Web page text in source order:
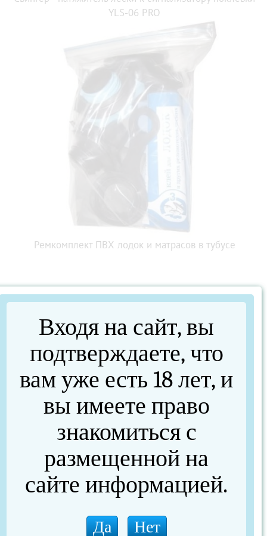
YLS-06 PRO
Ремкомплект ПВХ лодок и матрасов в тубусе
Набор тюльпанов черн d 2,2-4,0
Входя на сайт, вы
подтверждаете, что
вам уже есть 18 лет, и
вы имеете право
знакомиться с
размещенной на
сайте информацией.